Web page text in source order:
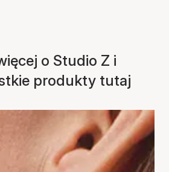
o Studio Z i
produkty tutaj